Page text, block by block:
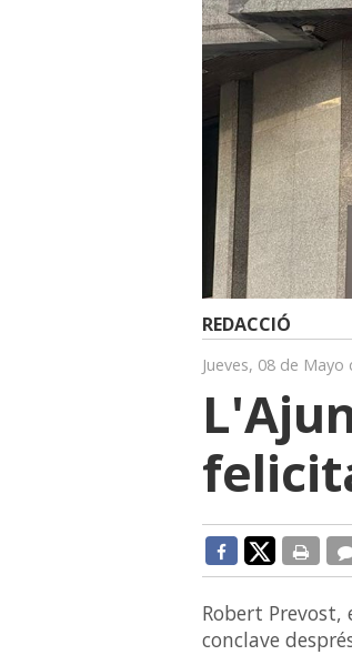
REDACCIÓ
Jueves, 08 de Mayo
Robert
conclave